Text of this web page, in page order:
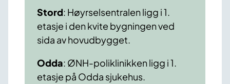
Stord: Høyrselsentralen ligg i 1.
etasje i den kvite bygningen ved
sida av hovudbygget.
Odda: ØNH-poliklinikken ligg i 1.
etasje på Odda sjukehus.